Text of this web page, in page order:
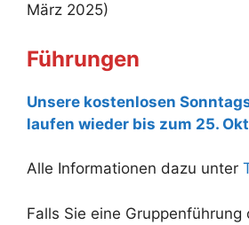
März 2025)
Führungen
Unsere kostenlosen
laufen wieder bis zum 25.
Alle Informationen dazu unter
Falls Sie eine